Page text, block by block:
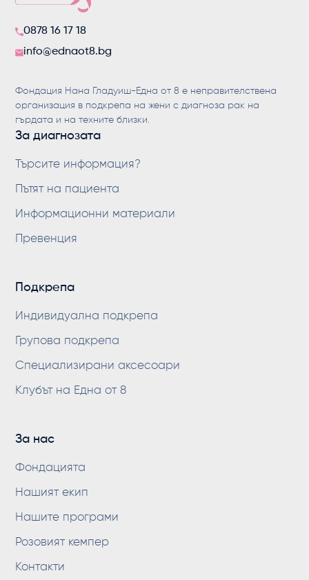
0878 16 17 18
info@ednaot8.bg
Фондация Нана Гладуиш-Една от 8 е неправителствена
организация в подкрепа на жени с диагноза рак на
гърдата и на техните близки.
За диагнозата
Търсите информация?
Пътят на пациента
Информационни материали
Превенция
Подкрепа
Индивидуална подкрепа
Групова подкрепа
Специализирани аксесоари
Клубът на Една от 8
За нас
Фондацията
Нашият екип
Нашите програми
Розовият кемпер
Контакти